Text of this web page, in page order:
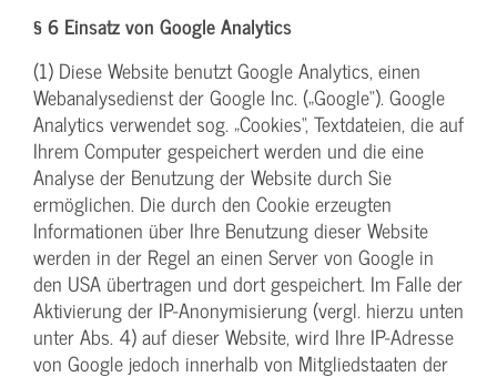
§ 6 Einsatz von Google Analytics
(1) Diese Website benutzt Google Analytics, einen
Webanalysedienst der Google Inc. („Google“). Google
Analytics verwendet sog. „Cookies“, Textdateien, die auf
Ihrem Computer gespeichert werden und die eine
Analyse der Benutzung der Website durch Sie
ermöglichen. Die durch den Cookie erzeugten
Informationen über Ihre Benutzung dieser Website
werden in der Regel an einen Server von Google in
den USA übertragen und dort gespeichert. Im Falle der
Aktivierung der IP-Anonymisierung (vergl. hierzu unten
unter Abs. 4) auf dieser Website, wird Ihre IP-Adresse
von Google jedoch innerhalb von Mitgliedstaaten der